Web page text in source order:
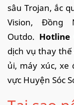
sâu Trojan, ắc
Vision, Đồng
Outdo. Hotline
dịch vụ thay
ủi, máy xúc,
vực Huyện Sóc